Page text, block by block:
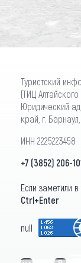
Туристский
(ТИЦ
Юридический
край, г.
ИНН
+7 (3852) 206-
Если заметили
Ctrl+Enter
null